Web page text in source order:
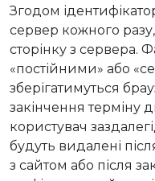
Згодом
сервер кожного
сторінку з сервера.
«постійними» або
зберігатимуться
закінчення терміну
користувач
будуть видалені
з сайтом або після